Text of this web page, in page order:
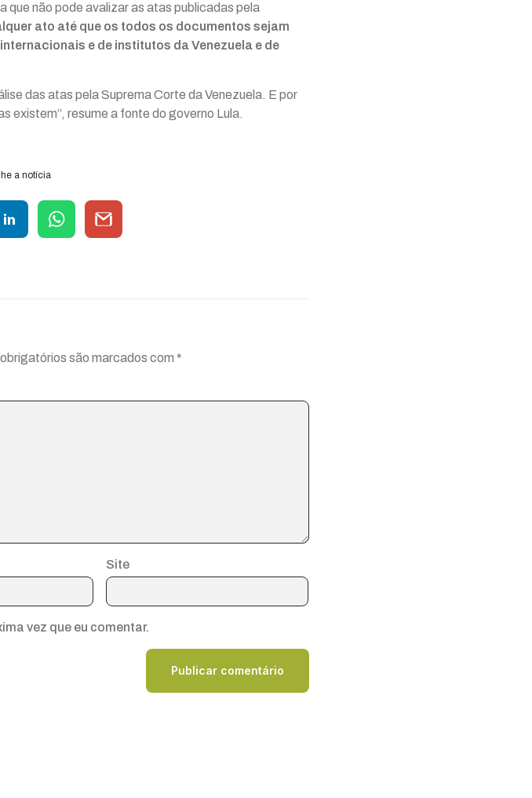
que não pode avalizar as atas publicadas pela
ato até que os todos os documentos sejam
e de institutos da Venezuela e de
das atas pela Suprema Corte da Venezuela. E por
existem”, resume a fonte do governo Lula.
a notícia
são marcados com *
Site
vez que eu comentar.